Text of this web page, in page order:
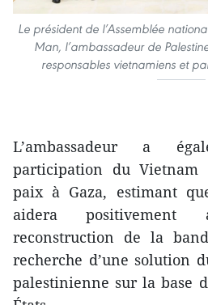
Le président de l’Assemblée
Man, l’ambassadeur de
responsables vietnamiens et
L’ambassadeur a
participation du
paix à Gaza, estimant
aidera
reconstruction de la
recherche d’une solution
palestinienne sur la base